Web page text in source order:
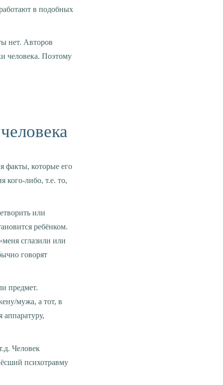
в подобных
человека. Поэтому
факты, которые его
кого-либо, т.е. то,
или
ребёнком.
сглазили или
говорят
предмет.
мужа, а тот, в
аппаратуру,
Человек
психотравму